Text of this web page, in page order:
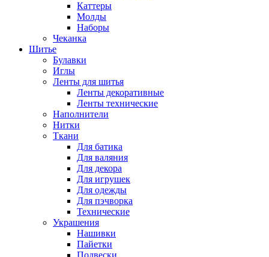
Каттеры
Молды
Наборы
Чеканка
Шитье
Булавки
Иглы
Ленты для шитья
Ленты декоративные
Ленты технические
Наполнители
Нитки
Ткани
Для батика
Для валяния
Для декора
Для игрушек
Для одежды
Для пэчворка
Технические
Украшения
Нашивки
Пайетки
Подвески